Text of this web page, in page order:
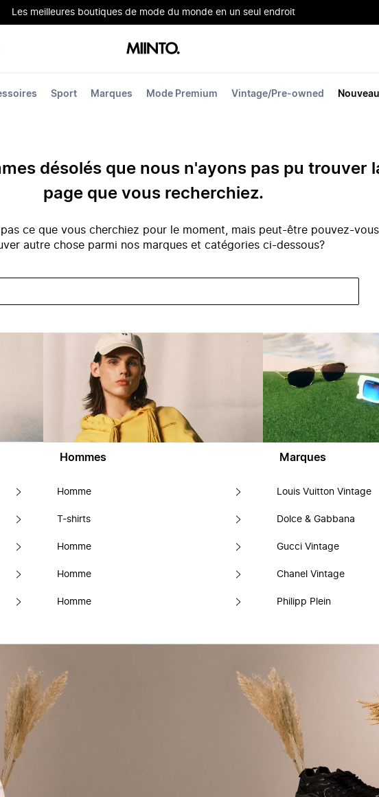
Les meilleures boutiques de mode du monde en un seul endroit
Sport Marques Mode Premium Vintage/Pre-owned
désolés que nous n'ayons pas pu trouver
page que vous recherchiez.
ce que vous cherchiez pour le moment, mais peut-être pouvez-vous
autre chose parmi nos marques et catégories ci-dessous?
Hommes
Homme
T-shirts
Homme
Homme
Homme
Marques
Louis Vuitton Vintage
Dolce & Gabbana
Gucci Vintage
Chanel Vintage
Philipp Plein